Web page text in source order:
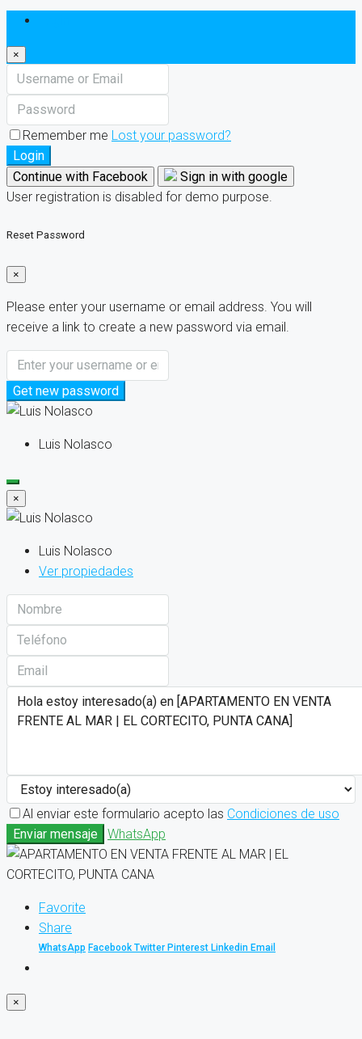
×
Remember me Lost your password?
Login
Continue with Facebook
Sign in with google
User registration is disabled for demo purpose.
Reset Password
×
Please enter your username or email address. You will
receive a link to create a new password via email.
Get new password
Luis Nolasco
×
Luis Nolasco
Ver propiedades
Al enviar este formulario acepto las Condiciones de uso
Enviar mensaje
WhatsApp
Favorite
Share
WhatsApp Facebook Twitter Pinterest Linkedin Email
×